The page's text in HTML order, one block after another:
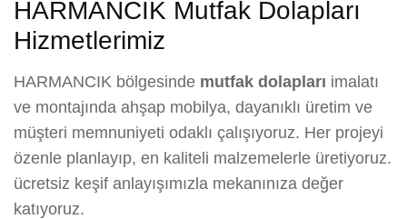
HARMANCIK Mutfak Dolapları
Hizmetlerimiz
HARMANCIK bölgesinde mutfak dolapları imalatı
ve montajında ahşap mobilya, dayanıklı üretim ve
müşteri memnuniyeti odaklı çalışıyoruz. Her projeyi
özenle planlayıp, en kaliteli malzemelerle üretiyoruz.
ücretsiz keşif anlayışımızla mekanınıza değer
katıyoruz.